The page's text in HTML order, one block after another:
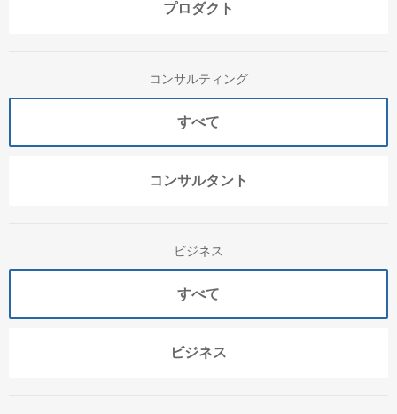
プロダクト
コンサルティング
すべて
コンサルタント
ビジネス
すべて
ビジネス